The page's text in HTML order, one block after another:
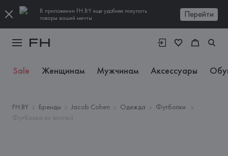
В приложении FH.BY еще удобнее покупать
товары вашей мечты
Перейти
Sale Женщинам Мужчинам Аксессуары
FH.BY Бренды Jacob Cohen Одежда
Футболки
Футболка из хлопка